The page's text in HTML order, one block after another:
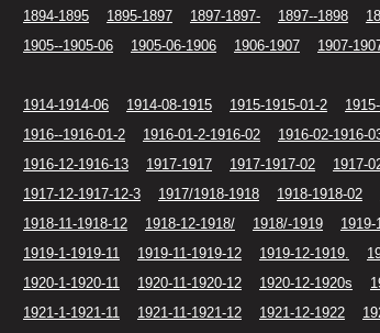
1894-1895
1895-1897 1897-1897- 1897--1898
1905--1905-06
1905-06-1906 1906-1907 1907-
1914-1914-06
1914-08-1915 1915-1915-01-2
1916--1916-01-2
1916-01-2-1916-02 1916-02-1916-
1916-12-1916-13
1917-1917 1917-1917-02 1917-
1917-12-1917-12-3
1917/1918-1918 1918-1918-02
1918-11-1918-12
1918-12-1918/ 1918/-1919 1919-
1919-1-1919-11
1919-11-1919-12 1919-12-1919.
1920-1-1920-11
1920-11-1920-12 1920-12-1920s
1921-1-1921-11
1921-11-1921-12 1921-12-1922